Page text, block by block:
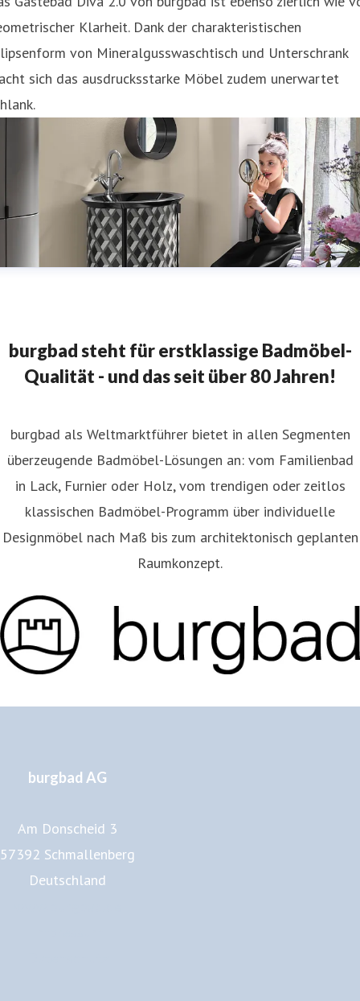
Klarheit. Dank der charakteristischen
von Mineralgusswaschtisch und Unterschrank
sich das ausdrucksstarke Möbel zudem unerwartet
burgbad steht für erstklassige Badmöbel-
Qualität - und das seit über 80 Jahren!
burgbad als Weltmarktführer bietet in allen Segmenten
überzeugende Badmöbel-Lösungen an: vom Familienbad
in Lack, Furnier oder Holz, vom trendigen oder zeitlos
klassischen Badmöbel-Programm über individuelle
Designmöbel nach Maß bis zum architektonisch geplanten
Raumkonzept.
burgbad AG
Am Donscheid 3
57392 Schmallenberg
Deutschland